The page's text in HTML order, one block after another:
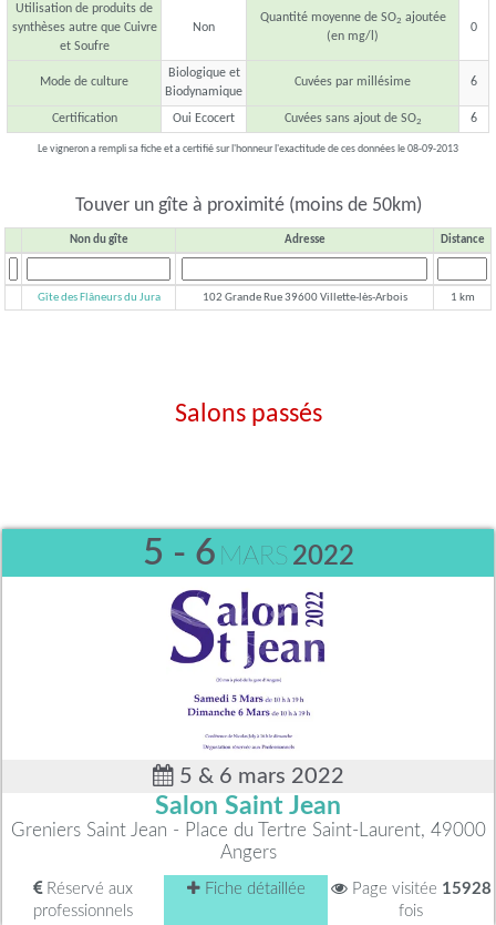
Utilisation de produits de
synthèses autre que Cuivre
et Soufre
Non
Quantité moyenne de SO2 ajoutée
(en mg/l)
0
Mode de culture
Biologique et
Biodynamique
Cuvées par millésime 6
Certification Oui Ecocert Cuvées sans ajout de SO2 6
Le vigneron a rempli sa fiche et a certifié sur l'honneur l'exactitude de ces données le 08-09-2013
Touver un gîte à proximité (moins de 50km)
Non du gîte Adresse Distance
Gîte des Flâneurs du Jura 102 Grande Rue 39600 Villette-lès-Arbois 1 km
Salons passés
5 - 6 MARS 2022
5 & 6 mars 2022
Salon Saint Jean
Greniers Saint Jean - Place du Tertre Saint-Laurent, 49000
Angers
Réservé aux
professionnels
Fiche détaillée Page visitée 15928
fois